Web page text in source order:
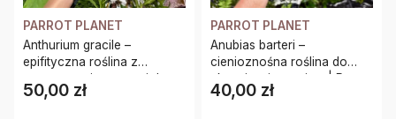
PARROT PLANET
Anthurium gracile –
epifityczna roślina z
czerwonymi owocami do
terrarium | Parrot Planet
Cena
50,00 zł
PARROT PLANET
Anubias barteri –
cienioznośna roślina do
akwarium i terrarium | Parrot
Planet
Cena
40,00 zł